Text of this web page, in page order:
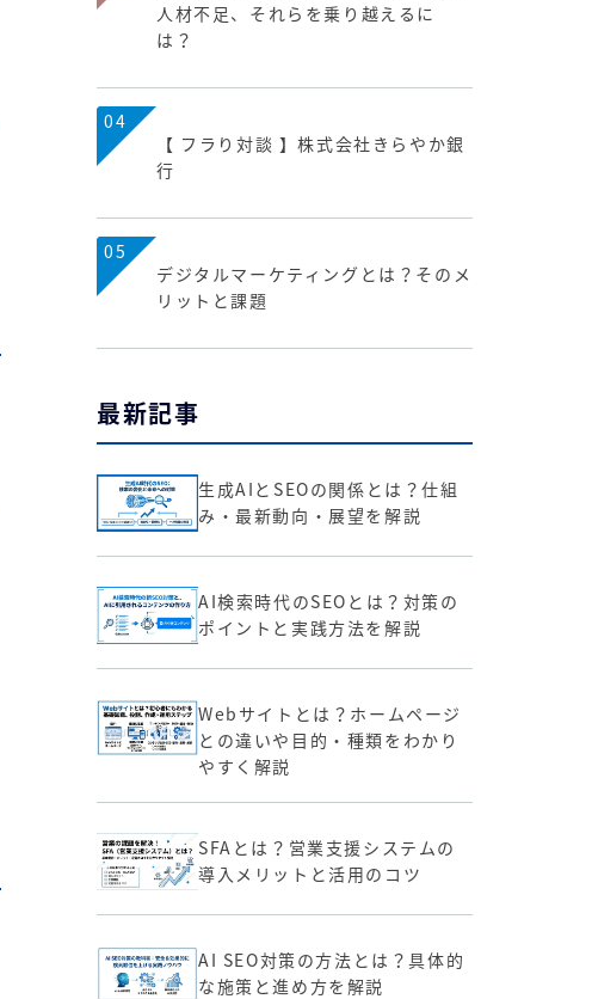
人材不足、それらを乗り越えるに
は？
04
【 フラり対談 】株式会社きらやか銀
行
05
デジタルマーケティングとは？そのメ
リットと課題
最新記事
生成AIとSEOの関係とは？仕組
み・最新動向・展望を解説
AI検索時代のSEOとは？対策の
ポイントと実践方法を解説
Webサイトとは？ホームページ
との違いや目的・種類をわかり
やすく解説
SFAとは？営業支援システムの
導入メリットと活用のコツ
AI SEO対策の方法とは？具体的
な施策と進め方を解説